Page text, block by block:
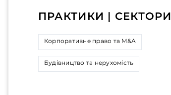
ПРАКТИКИ | СЕКТОРИ
Корпоративне право та M&A
Будівництво та нерухомість